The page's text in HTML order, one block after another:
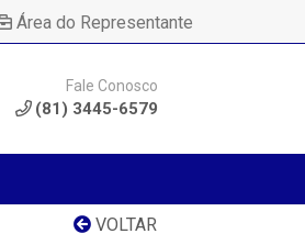
Área do Representante
Fale Conosco
(81) 3445-6579
VOLTAR